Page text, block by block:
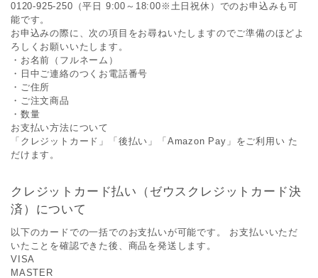
0120-925-250（平日 9:00～18:00※土日祝休）でのお申込みも可
能です。
お申込みの際に、次の項目をお尋ねいたしますのでご準備のほどよ
ろしくお願いいたします。
・お名前（フルネーム）
・日中ご連絡のつくお電話番号
・ご住所
・ご注文商品
・数量
お支払い方法について
「クレジットカード」「後払い」「Amazon Pay」をご利用い た
だけます。
クレジットカード払い（ゼウスクレジットカード決
済）について
以下のカードでの一括でのお支払いが可能です。 お支払いいただ
いたことを確認できた後、商品を発送します。
VISA
MASTER